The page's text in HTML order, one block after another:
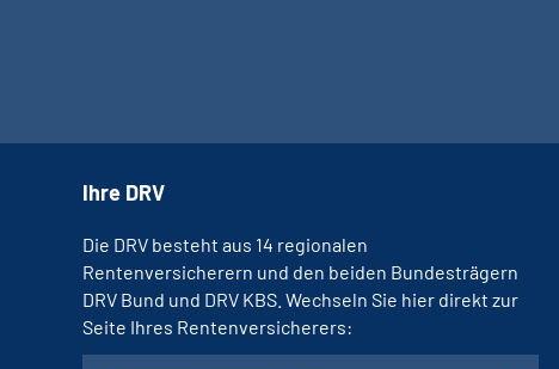
Ihre DRV
Die DRV besteht aus 14 regionalen
Rentenversicherern und den beiden Bundesträgern
DRV Bund und DRV KBS. Wechseln Sie hier direkt zur
Seite Ihres Rentenversicherers: